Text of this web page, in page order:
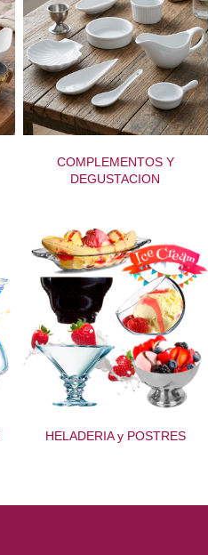
COMPLEMENTOS Y
DEGUSTACION
HELADERIA y POSTRES